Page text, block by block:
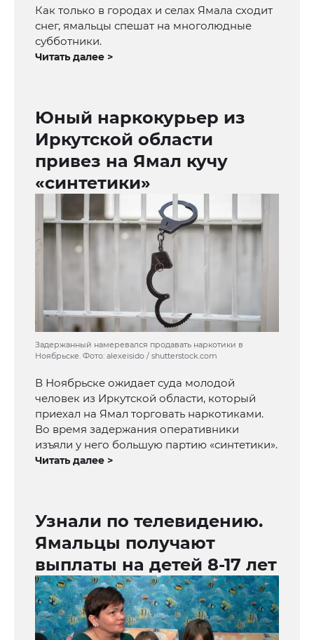
Как только в городах и селах Ямала сходит
снег, ямальцы спешат на многолюдные
субботники.
Читать далее >
Юный наркокурьер из
Иркутской области
привез на Ямал кучу
«синтетики»
Задержанный намеревался продавать наркотики в
Ноябрьске. Фото: alexeisido / shutterstock.com
В Ноябрьске ожидает суда молодой
человек из Иркутской области, который
приехал на Ямал торговать наркотиками.
Во время задержания оперативники
изъяли у него большую партию «синтетики».
Читать далее >
Узнали по телевидению.
Ямальцы получают
выплаты на детей 8-17 лет